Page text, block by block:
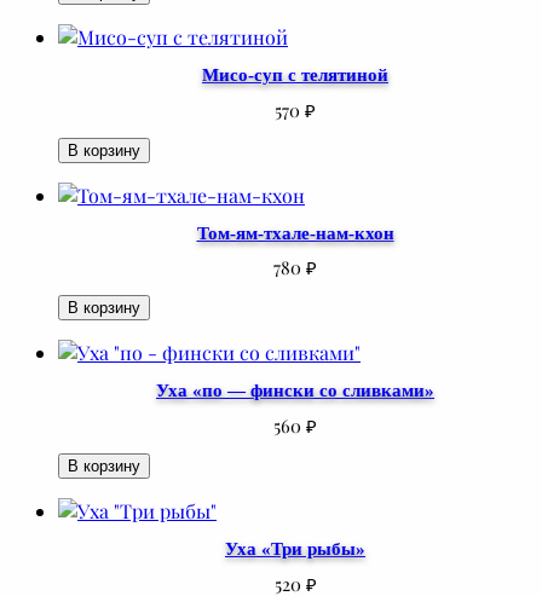
Мисо-суп с телятиной
570 ₽
В корзину
Том-ям-тхале-нам-кхон
780 ₽
В корзину
Уха «по — фински со сливками»
560 ₽
В корзину
Уха «Три рыбы»
520 ₽